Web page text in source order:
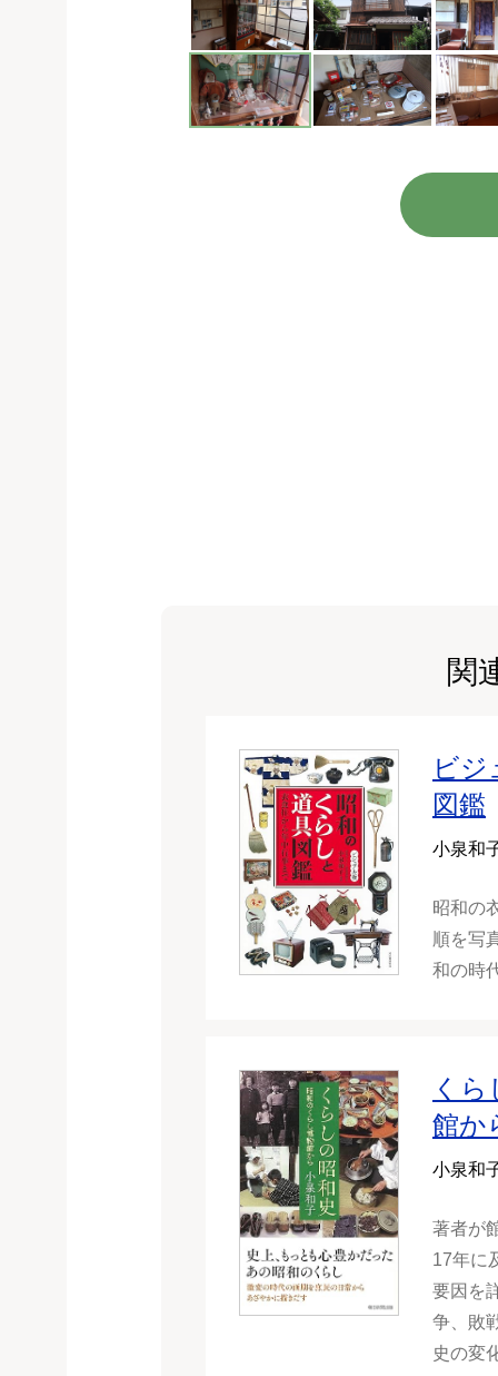
関
ビジ
図鑑
小泉和
昭和の
順を写
和の時
く
館か
小泉和
著者が
17年に
要因を
争、敗
史の変